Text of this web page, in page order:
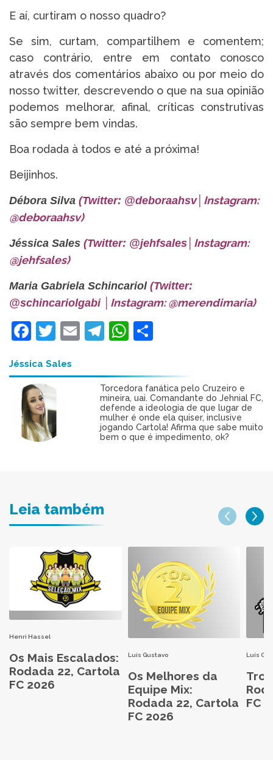
E aí, curtiram o nosso quadro?
Se sim, curtam, compartilhem e comentem;
caso contrário, entre em contato conosco
através dos comentários abaixo ou por meio do
nosso twitter, descrevendo o que na sua opinião
podemos melhorar, afinal, críticas construtivas
são sempre bem vindas.
Boa rodada à todos e até a próxima!
Beijinhos.
Débora Silva (Twitter: @deboraahsv│ Instagram:
@deboraahsv)
Jéssica Sales (Twitter: @jehfsales Instagram:
@jehfsales)
Maria Gabriela Schincariol (Twitter:
@schincariolgabi
Instagram: @merendimaria)
Facebook
Twitter
EmailTelegram
WhatsApp
Jéssica Sales
Torcedora fanática pelo Cruzeiro e
mineira, uai. Comandante do Jehnial FC,
defende a ideologia de que lugar de
mulher é onde ela quiser, inclusive
jogando Cartola! Afirma que sabe muito
bem o que é impedimento, ok?
Leia também
Henri Hassel
Os Mais Escalados:
Rodada 22, Cartola
FC 2026
Luís Gustavo
Os Melhores da
Equipe Mix:
Rodada 22, Cartola
FC 2026
Luís
FC